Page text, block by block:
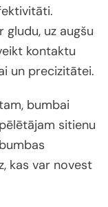
uz augšu
kontaktu
un precizitātei.
bumbai
sitienu
kas var novest